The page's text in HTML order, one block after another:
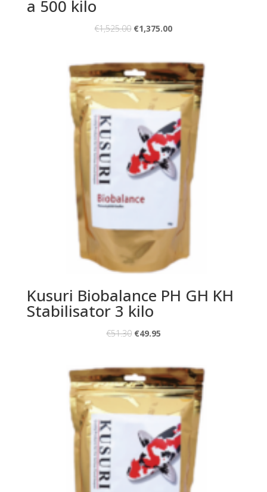
a 500 kilo
€1,525.00 €1,375.00
Kusuri Biobalance PH GH KH
Stabilisator 3 kilo
€51.30 €49.95